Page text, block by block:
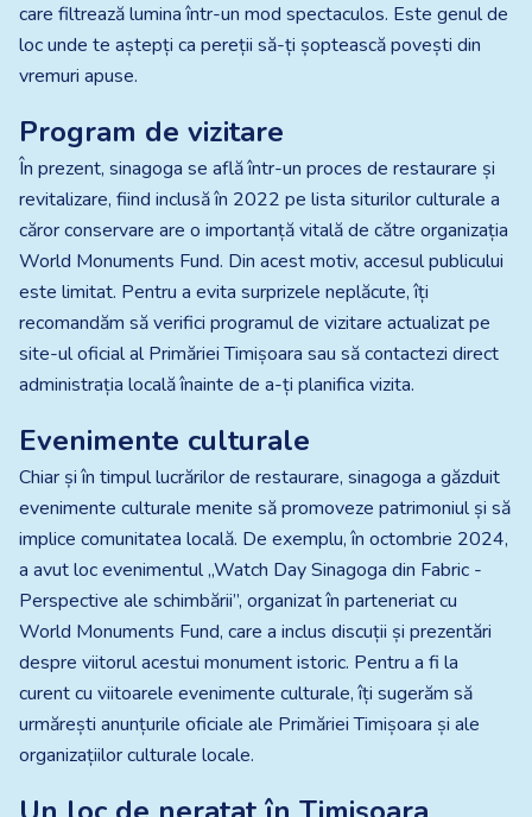
care filtrează lumina într-un mod spectaculos. Este genul de
loc unde te aștepți ca pereții să-ți șoptească povești din
vremuri apuse.​
Program de vizitare
În prezent, sinagoga se află într-un proces de restaurare și
revitalizare, fiind inclusă în 2022 pe lista siturilor culturale a
căror conservare are o importanță vitală de către organizația
World Monuments Fund. Din acest motiv, accesul publicului
este limitat. Pentru a evita surprizele neplăcute, îți
recomandăm să verifici programul de vizitare actualizat pe
site-ul oficial al Primăriei Timișoara sau să contactezi direct
administrația locală înainte de a-ți planifica vizita.​
Evenimente culturale
Chiar și în timpul lucrărilor de restaurare, sinagoga a găzduit
evenimente culturale menite să promoveze patrimoniul și să
implice comunitatea locală. De exemplu, în octombrie 2024,
a avut loc evenimentul „Watch Day Sinagoga din Fabric -
Perspective ale schimbării”, organizat în parteneriat cu
World Monuments Fund, care a inclus discuții și prezentări
despre viitorul acestui monument istoric. Pentru a fi la
curent cu viitoarele evenimente culturale, îți sugerăm să
urmărești anunțurile oficiale ale Primăriei Timișoara și ale
organizațiilor culturale locale.